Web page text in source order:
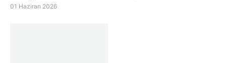
01 Haziran 2026